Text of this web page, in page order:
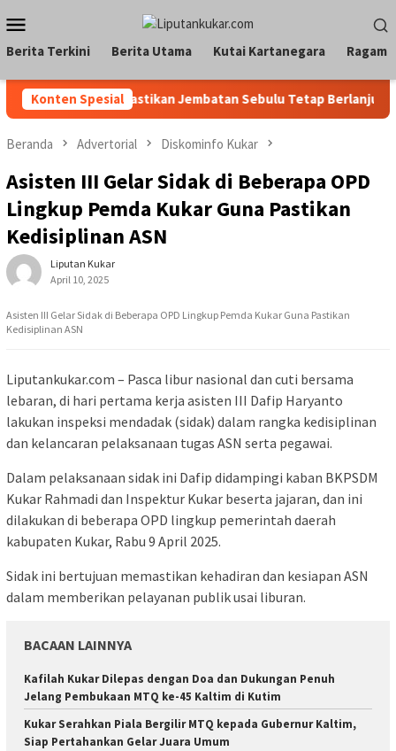
ke
kontenMobile
Berita Terkini Berita Utama Kutai Kartanegara Ragam
Konten Spesial
Pemkab Kukar Pastikan Jembatan Sebulu Tetap Berlanjut,
Beranda Advertorial Diskominfo Kukar
Asisten III Gelar Sidak di Beberapa OPD
Lingkup Pemda Kukar Guna Pastikan
Kedisiplinan ASN
Liputan Kukar
April 10, 2025
Asisten III Gelar Sidak di Beberapa OPD Lingkup Pemda Kukar Guna Pastikan
Kedisiplinan ASN
Liputankukar.com – Pasca libur nasional dan cuti bersama
lebaran, di hari pertama kerja asisten III Dafip Haryanto
lakukan inspeksi mendadak (sidak) dalam rangka kedisiplinan
dan kelancaran pelaksanaan tugas ASN serta pegawai.
Dalam pelaksanaan sidak ini Dafip didampingi kaban BKPSDM
Kukar Rahmadi dan Inspektur Kukar beserta jajaran, dan ini
dilakukan di beberapa OPD lingkup pemerintah daerah
kabupaten Kukar, Rabu 9 April 2025.
Sidak ini bertujuan memastikan kehadiran dan kesiapan ASN
dalam memberikan pelayanan publik usai liburan.
BACAAN LAINNYA
Kafilah Kukar Dilepas dengan Doa dan Dukungan Penuh
Jelang Pembukaan MTQ ke-45 Kaltim di Kutim
Kukar Serahkan Piala Bergilir MTQ kepada Gubernur Kaltim,
Siap Pertahankan Gelar Juara Umum